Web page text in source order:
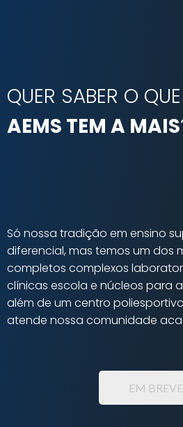
QUER SABER O
AEMS TEM A MAIS
Só nossa tradição em ensino
diferencial, mas temos um dos
completos complexos
clínicas escola e núcleos para
além de um centro
atende nossa comunidade
EM BREVE